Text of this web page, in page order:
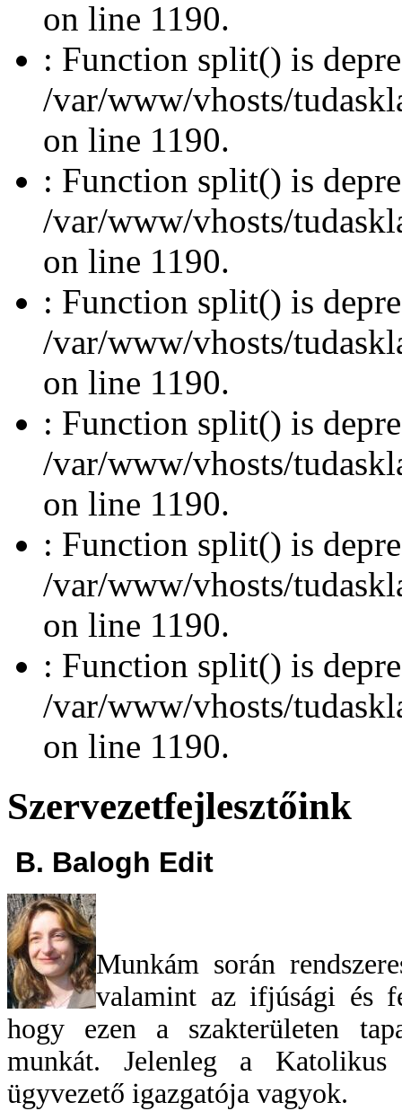
on line 1190.
: Function split() is
/var/www/vhosts/
on line 1190.
: Function split() is
/var/www/vhosts/
on line 1190.
: Function split() is
/var/www/vhosts/
on line 1190.
: Function split() is
/var/www/vhosts/
on line 1190.
: Function split() is
/var/www/vhosts/
on line 1190.
: Function split() is
/var/www/vhosts/
on line 1190.
Szervezetfejlesztőink
B. Balogh Edit
Munkám során
valamint az ifjúsági és
hogy ezen a szakterületen
munkát. Jelenleg a
ügyvezető igazgatója vagyok.